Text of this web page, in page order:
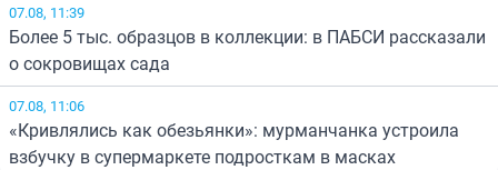
07.08, 11:39
Более 5 тыс. образцов в коллекции: в ПАБСИ рассказали
о сокровищах сада
07.08, 11:06
«Кривлялись как обезьянки»: мурманчанка устроила
взбучку в супермаркете подросткам в масках